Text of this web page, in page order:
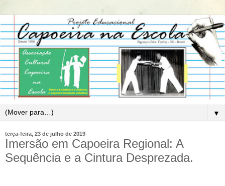
▼
terça-feira, 23 de julho de 2019
Imersão em Capoeira Regional: A
Sequência e a Cintura Desprezada.